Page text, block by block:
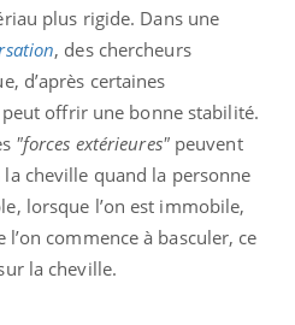
plus rigide. Dans une
, des chercheurs
d’après certaines
offrir une bonne stabilité.
"forces extérieures"peuvent
cheville quand la personne
lorsque l’on est immobile,
commence à basculer, ce
la cheville.